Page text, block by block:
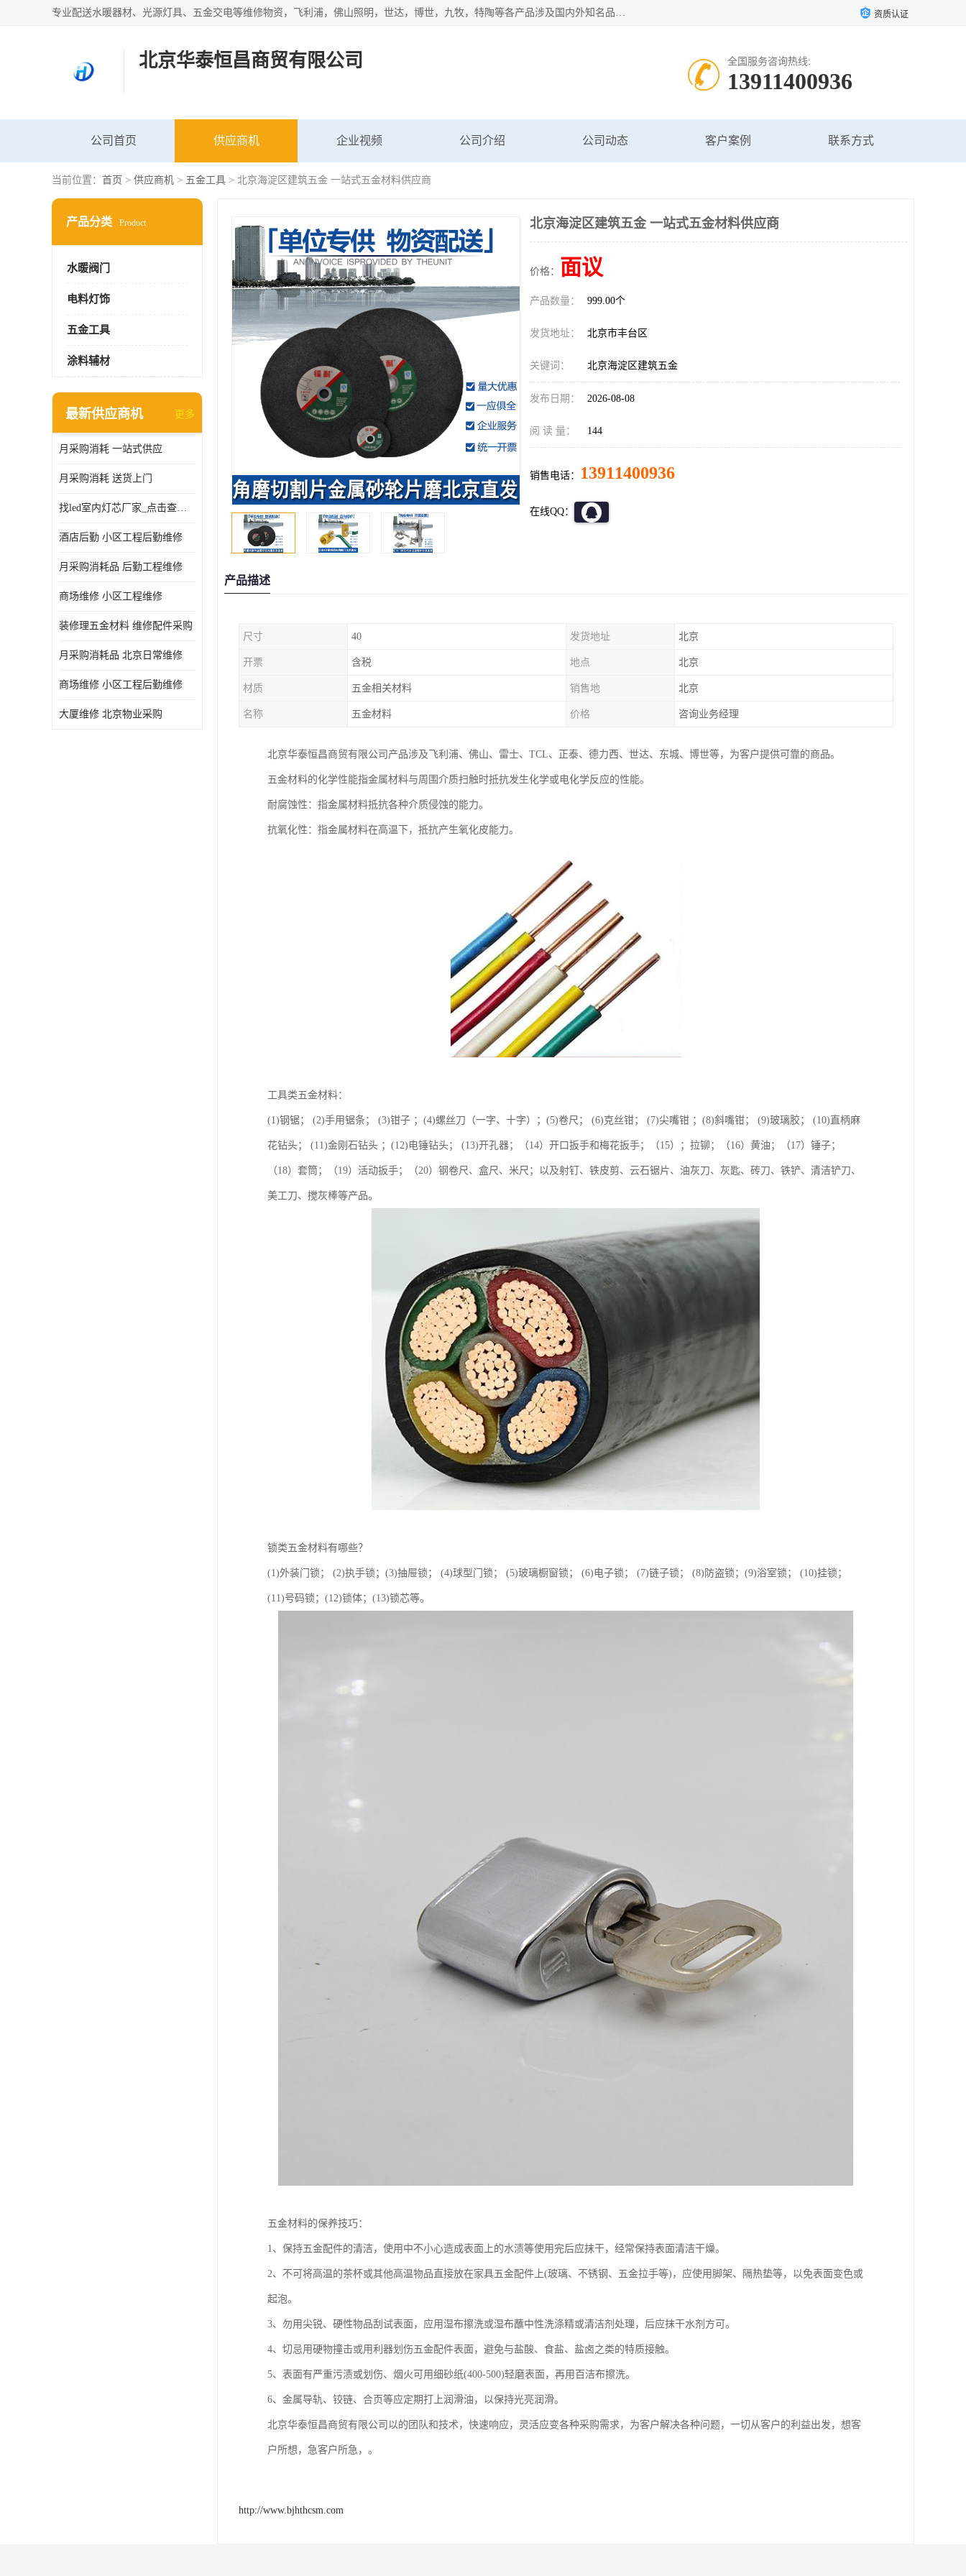
专业配送水暖器材、光源灯具、五金交电等维修物资，飞利浦，佛山照明，世达，博世，九牧，特陶等各产品涉及国内外知名品牌。公司专注与物业、学校、酒店、工厂等单位合作，提供一站式配送服务，降低客户综合成本。依托电子商务改变传统模式，以专业的团队为客户提供24H物资配送到达，货到月结、统一开票，便捷退换等服务，提高了企业的运营效率。 资质认证
北京华泰恒昌商贸有限公司 全国服务咨询热线:
13911400936
公司首页 供应商机 企业视频 公司介绍 公司动态 客户案例 联系方式
当前位置： 首页 > 供应商机 > 五金工具 > 北京海淀区建筑五金 一站式五金材料供应商
产品分类 Product
水暖阀门
电料灯饰
五金工具
涂料辅材
最新供应商机 更多
月采购消耗 一站式供应
月采购消耗 送货上门
找led室内灯芯厂家_点击查看更多
酒店后勤 小区工程后勤维修
月采购消耗品 后勤工程维修
商场维修 小区工程维修
装修理五金材料 维修配件采购
月采购消耗品 北京日常维修
商场维修 小区工程后勤维修
大厦维修 北京物业采购
北京海淀区建筑五金 一站式五金材料供应商
价格： 面议
产品数量： 999.00个
发货地址： 北京市丰台区
关键词： 北京海淀区建筑五金
发布日期： 2026-08-08
阅 读 量： 144
销售电话： 13911400936
在线QQ：
产品描述
尺寸 40 发货地址 北京
开票 含税 地点 北京
材质 五金相关材料 销售地 北京
名称 五金材料 价格 咨询业务经理
北京华泰恒昌商贸有限公司产品涉及飞利浦、佛山、雷士、TCL、正泰、德力西、世达、东城、博世等，为客户提供可靠的商品。
五金材料的化学性能指金属材料与周围介质扫触时抵抗发生化学或电化学反应的性能。
耐腐蚀性：指金属材料抵抗各种介质侵蚀的能力。
抗氧化性：指金属材料在高温下，抵抗产生氧化皮能力。
工具类五金材料：
(1)钢锯； (2)手用锯条； (3)钳子 ；(4)螺丝刀（一字、十字）；(5)卷尺； (6)克丝钳； (7)尖嘴钳 ；(8)斜嘴钳； (9)玻璃胶； (10)直柄麻
花钻头； (11)金刚石钻头 ；(12)电锤钻头； (13)开孔器；（14）开口扳手和梅花扳手；（15）；拉铆；（16）黄油；（17）锤子；
（18）套筒；（19）活动扳手；（20）钢卷尺、盒尺、米尺；以及射钉、铁皮剪、云石锯片、油灰刀、灰匙、砖刀、铁铲、清洁铲刀、
美工刀、搅灰棒等产品。
锁类五金材料有哪些？
(1)外装门锁； (2)执手锁；(3)抽屉锁； (4)球型门锁； (5)玻璃橱窗锁； (6)电子锁； (7)链子锁； (8)防盗锁；(9)浴室锁； (10)挂锁；
(11)号码锁；(12)锁体；(13)锁芯等。
五金材料的保养技巧：
1、保持五金配件的清洁，使用中不小心造成表面上的水渍等使用完后应抹干，经常保持表面清洁干燥。
2、不可将高温的茶杯或其他高温物品直接放在家具五金配件上(玻璃、不锈钢、五金拉手等)，应使用脚架、隔热垫等，以免表面变色或
起泡。
3、勿用尖锐、硬性物品刮试表面，应用湿布擦洗或湿布蘸中性洗涤精或清洁剂处理，后应抹干水剂方可。
4、切忌用硬物撞击或用利器划伤五金配件表面，避免与盐酸、食盐、盐卤之类的特质接触。
5、表面有严重污渍或划伤、烟火可用细砂纸(400-500)轻磨表面，再用百洁布擦洗。
6、金属导轨、铰链、合页等应定期打上润滑油，以保持光亮润滑。
北京华泰恒昌商贸有限公司以的团队和技术，快速响应，灵活应变各种采购需求，为客户解决各种问题，一切从客户的利益出发，想客
户所想，急客户所急，。
http://www.bjhthcsm.com